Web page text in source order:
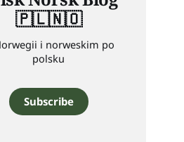
🇵🇱🇳🇴
i norweskim po
polsku
Subscribe